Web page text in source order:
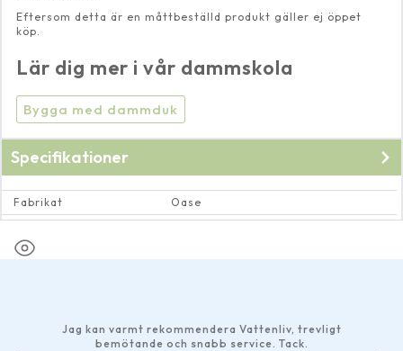
Eftersom detta är en måttbeställd produkt gäller ej öppet
köp.
Lär dig mer i vår dammskola
Bygga med dammduk
Specifikationer
Fabrikat
Oase
Jag kan varmt rekommendera Vattenliv, trevligt
bemötande och snabb service. Tack.